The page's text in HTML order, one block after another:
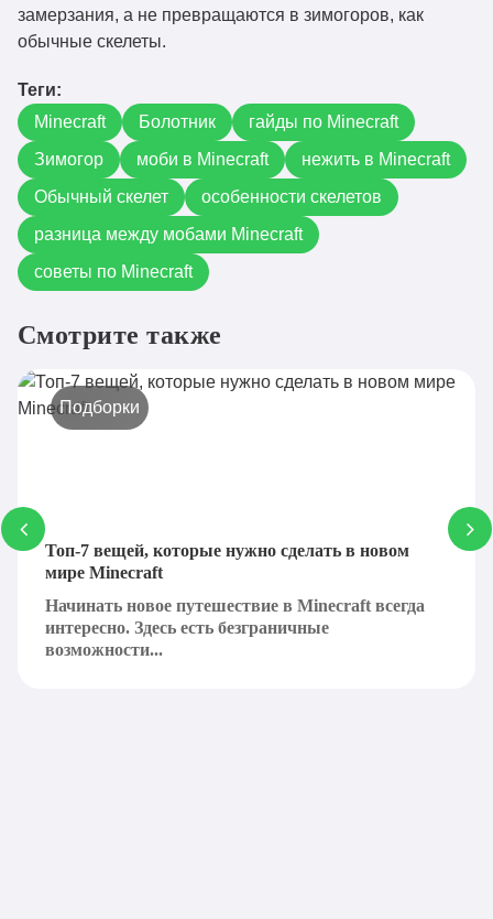
замерзания, а не превращаются в зимогоров, как
обычные скелеты.
Теги:
Minecraft
Болотник
гайды по Minecraft
Зимогор
моби в Minecraft
нежить в Minecraft
Обычный скелет
особенности скелетов
разница между мобами Minecraft
советы по Minecraft
Смотрите также
Подборки
Топ-7 вещей, которые нужно сделать в новом
мире Minecraft
Начинать новое путешествие в Minecraft всегда
интересно. Здесь есть безграничные
возможности...